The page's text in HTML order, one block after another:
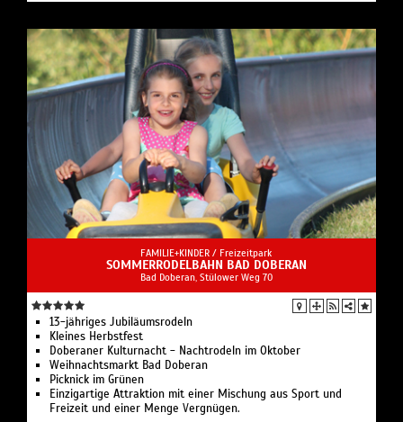
FAMILIE+KINDER / Freizeitpark
SOMMERRODELBAHN BAD DOBERAN
Bad Doberan, Stülower Weg 70
13-jähriges Jubiläumsrodeln
Kleines Herbstfest
Doberaner Kulturnacht - Nachtrodeln im Oktober
Weihnachtsmarkt Bad Doberan
Picknick im Grünen
Einzigartige Attraktion mit einer Mischung aus Sport und
Freizeit und einer Menge Vergnügen.